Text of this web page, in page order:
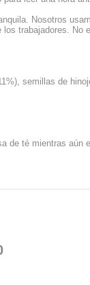
Nosotros
trabajadores. No
semillas de
de té mientras aún